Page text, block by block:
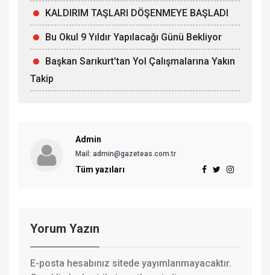
KALDIRIM TAŞLARI DÖŞENMEYE BAŞLADI
Bu Okul 9 Yıldır Yapılacağı Günü Bekliyor
Başkan Sarıkurt’tan Yol Çalışmalarına Yakın
Takip
Admin
Mail: admin@gazeteas.com.tr
Tüm yazıları
Yorum Yazın
E-posta hesabınız sitede yayımlanmayacaktır.